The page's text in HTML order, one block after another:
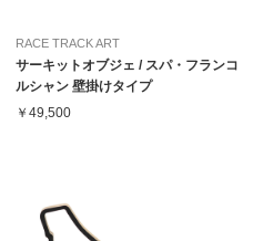
RACE TRACK ART
サーキットオブジェ / スパ・フランコ
ルシャン 壁掛けタイプ
￥49,500